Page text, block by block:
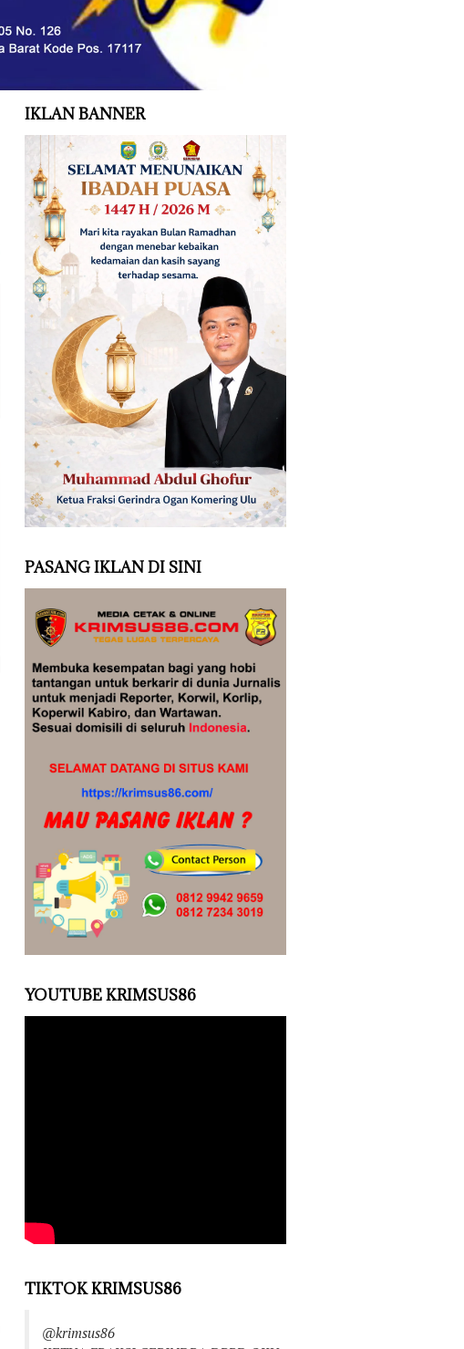
IKLAN BANNER
PASANG IKLAN DI SINI
YOUTUBE KRIMSUS86
TIKTOK KRIMSUS86
@krimsus86